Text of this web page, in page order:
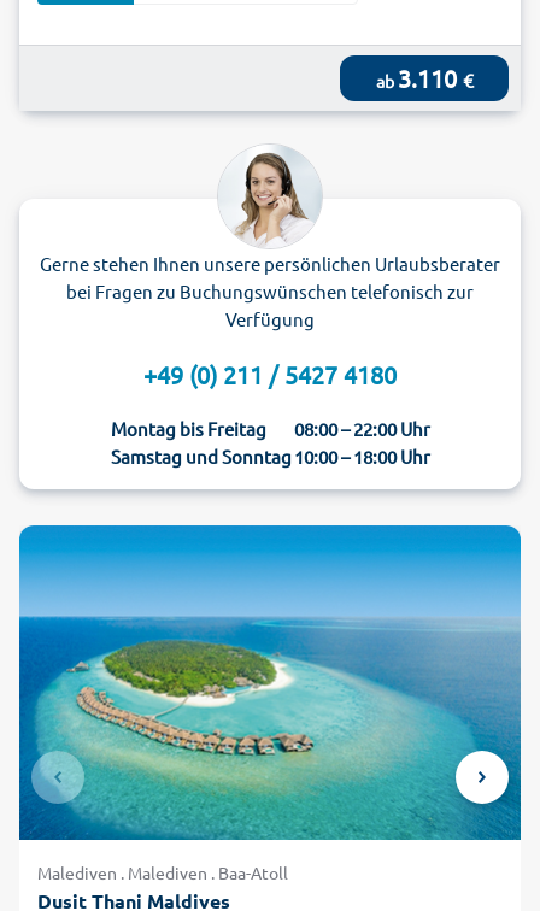
ab 3.110 €
Gerne stehen Ihnen unsere persönlichen Urlaubsberater
bei Fragen zu Buchungswünschen telefonisch zur
Verfügung
+49 (0) 211 / 5427 4180
Montag bis Freitag
08:00 – 22:00 Uhr
Samstag und Sonntag10:00 – 18:00 Uhr
Malediven . Malediven . Baa-Atoll
Dusit Thani Maldives